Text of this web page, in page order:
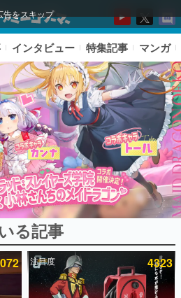
告をスキップ
記事ランキング
インタビュー 特集記事 マンガ
る記事
注目度 4323